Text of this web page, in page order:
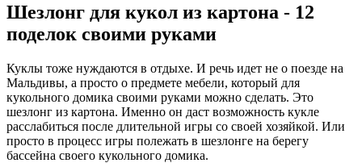
Шезлонг для кукол из картона - 12
поделок своими руками
Куклы тоже нуждаются в отдыхе. И речь идет не о поезде на
Мальдивы, а просто о предмете мебели, который для
кукольного домика своими руками можно сделать. Это
шезлонг из картона. Именно он даст возможность кукле
расслабиться после длительной игры со своей хозяйкой. Или
просто в процесс игры полежать в шезлонге на берегу
бассейна своего кукольного домика.